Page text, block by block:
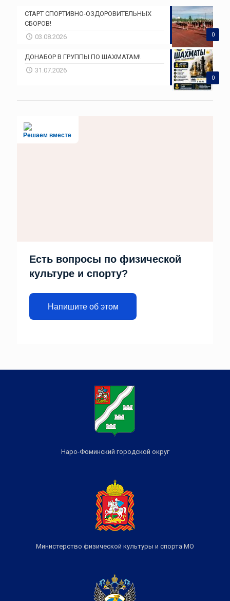
0
СТАРТ СПОРТИВНО-ОЗДОРОВИТЕЛЬНЫХ
СБОРОВ!
03.08.2026
0
ДОНАБОР В ГРУППЫ ПО ШАХМАТАМ!
31.07.2026
Решаем вместе
Есть вопросы по физической
культуре и спорту?
Напишите об этом
Наро-Фоминский городской округ
Министерство физической культуры и спорта МО